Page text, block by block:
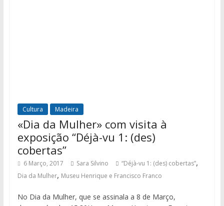
Cultura Madeira
«Dia da Mulher» com visita à
exposição “Déjà-vu 1: (des)
cobertas”
6 Março, 2017 Sara Silvino “Déjà-vu 1: (des) cobertas”,
Dia da Mulher, Museu Henrique e Francisco Franco
No Dia da Mulher, que se assinala a 8 de Março,